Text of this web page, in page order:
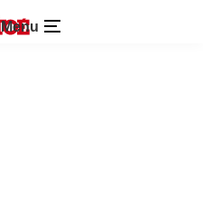
Menu